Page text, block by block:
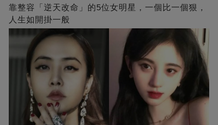
靠整容「逆天改命」的5位女明星，一個比一個狠，
人生如開掛一般